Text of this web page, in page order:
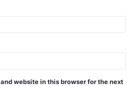
website in this browser for the next